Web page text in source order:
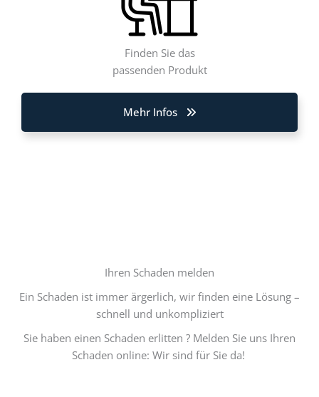
Finden Sie das
passenden Produkt
Mehr Infos
Ihren Schaden ­melden
Ein Schaden ist immer ärgerlich, wir finden eine Lösung –
schnell und unkompliziert
Sie haben einen Schaden erlitten ? Melden Sie uns Ihren
Schaden online: Wir sind für Sie da!